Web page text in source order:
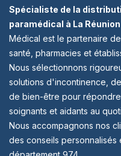
Spécialiste de la
paramédical à La
Médical est le partenaire
santé, pharmacies et
Nous sélectionnons
solutions d'incontinence,
de bien-être pour
soignants et aidants au
Nous accompagnons nos
des conseils personnalisés